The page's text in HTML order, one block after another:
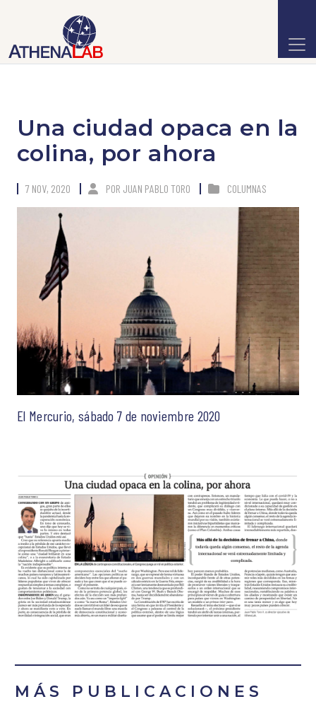
Una ciudad opaca en la
colina, por ahora
7 NOV, 2020 POR JUAN PABLO TORO COLUMNAS
El Mercurio, sábado 7 de noviembre 2020
MÁS PUBLICACIONES